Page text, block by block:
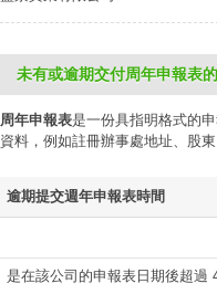
未有或逾期交付周年申報表
周年申報表是一份具指明格式的
資料，例如註冊辦事處地址、股
逾期提交週年申報表時間
是在該公司的申報表日期後超過